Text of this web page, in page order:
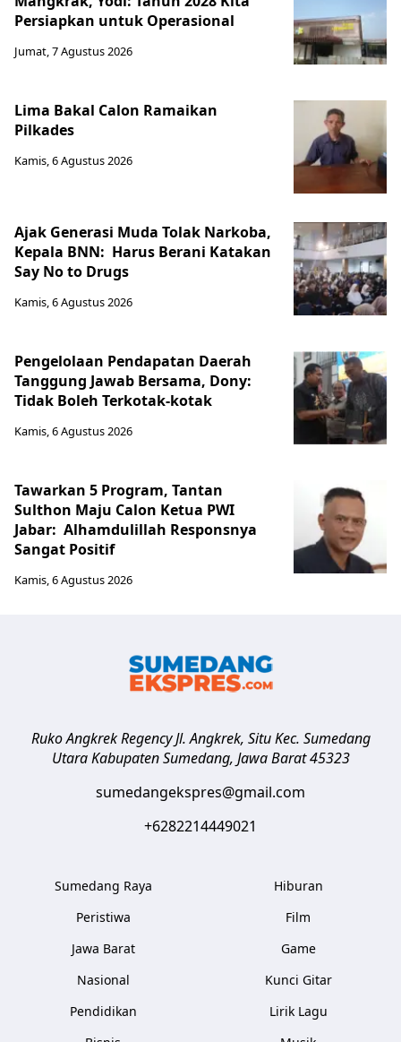
Persiapkan untuk Operasional
Jumat, 7 Agustus 2026
Lima Bakal Calon Ramaikan
Pilkades
Kamis, 6 Agustus 2026
Ajak Generasi Muda Tolak Narkoba,
Kepala BNN: Harus Berani Katakan
Say No to Drugs
Kamis, 6 Agustus 2026
Pengelolaan Pendapatan Daerah
Tanggung Jawab Bersama, Dony:
Tidak Boleh Terkotak-kotak
Kamis, 6 Agustus 2026
Tawarkan 5 Program, Tantan
Sulthon Maju Calon Ketua PWI
Jabar: Alhamdulillah Responsnya
Sangat Positif
Kamis, 6 Agustus 2026
Ruko Angkrek Regency Jl. Angkrek, Situ Kec. Sumedang
Utara Kabupaten Sumedang, Jawa Barat 45323
sumedangekspres@gmail.com
+6282214449021
Sumedang Raya
Peristiwa
Jawa Barat
Nasional
Pendidikan
Hiburan
Film
Game
Kunci Gitar
Lirik Lagu